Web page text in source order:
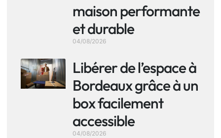
maison performante
et durable
04/08/2026
Libérer de l’espace à
Bordeaux grâce à un
box facilement
accessible
04/08/2026